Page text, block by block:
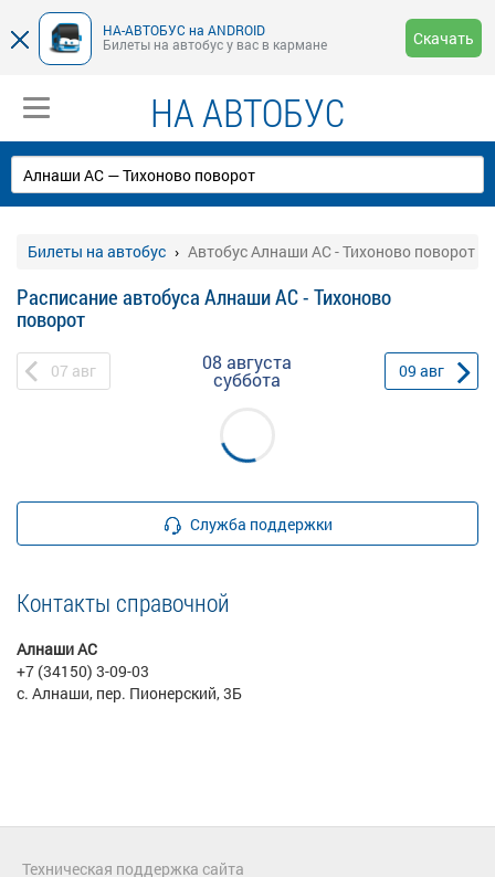
НА-АВТОБУС на ANDROID
Билеты на автобус у вас в кармане
Скачать
НА АВТОБУС
Билеты на автобус Автобус Алнаши АС - Тихоново поворот
Расписание автобуса Алнаши АС - Тихоново
поворот
07 авг 08 августа
суббота 09 авг
Служба поддержки
Контакты справочной
Алнаши АС
+7 (34150) 3-09-03
с. Алнаши, пер. Пионерский, 3Б
Техническая поддержка сайта